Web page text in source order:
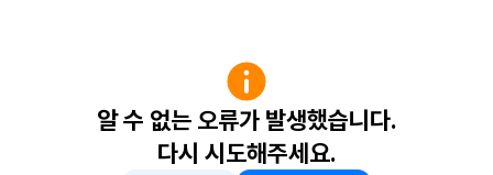
알 수 없는 오류가 발생했습니다.
다시 시도해주세요.